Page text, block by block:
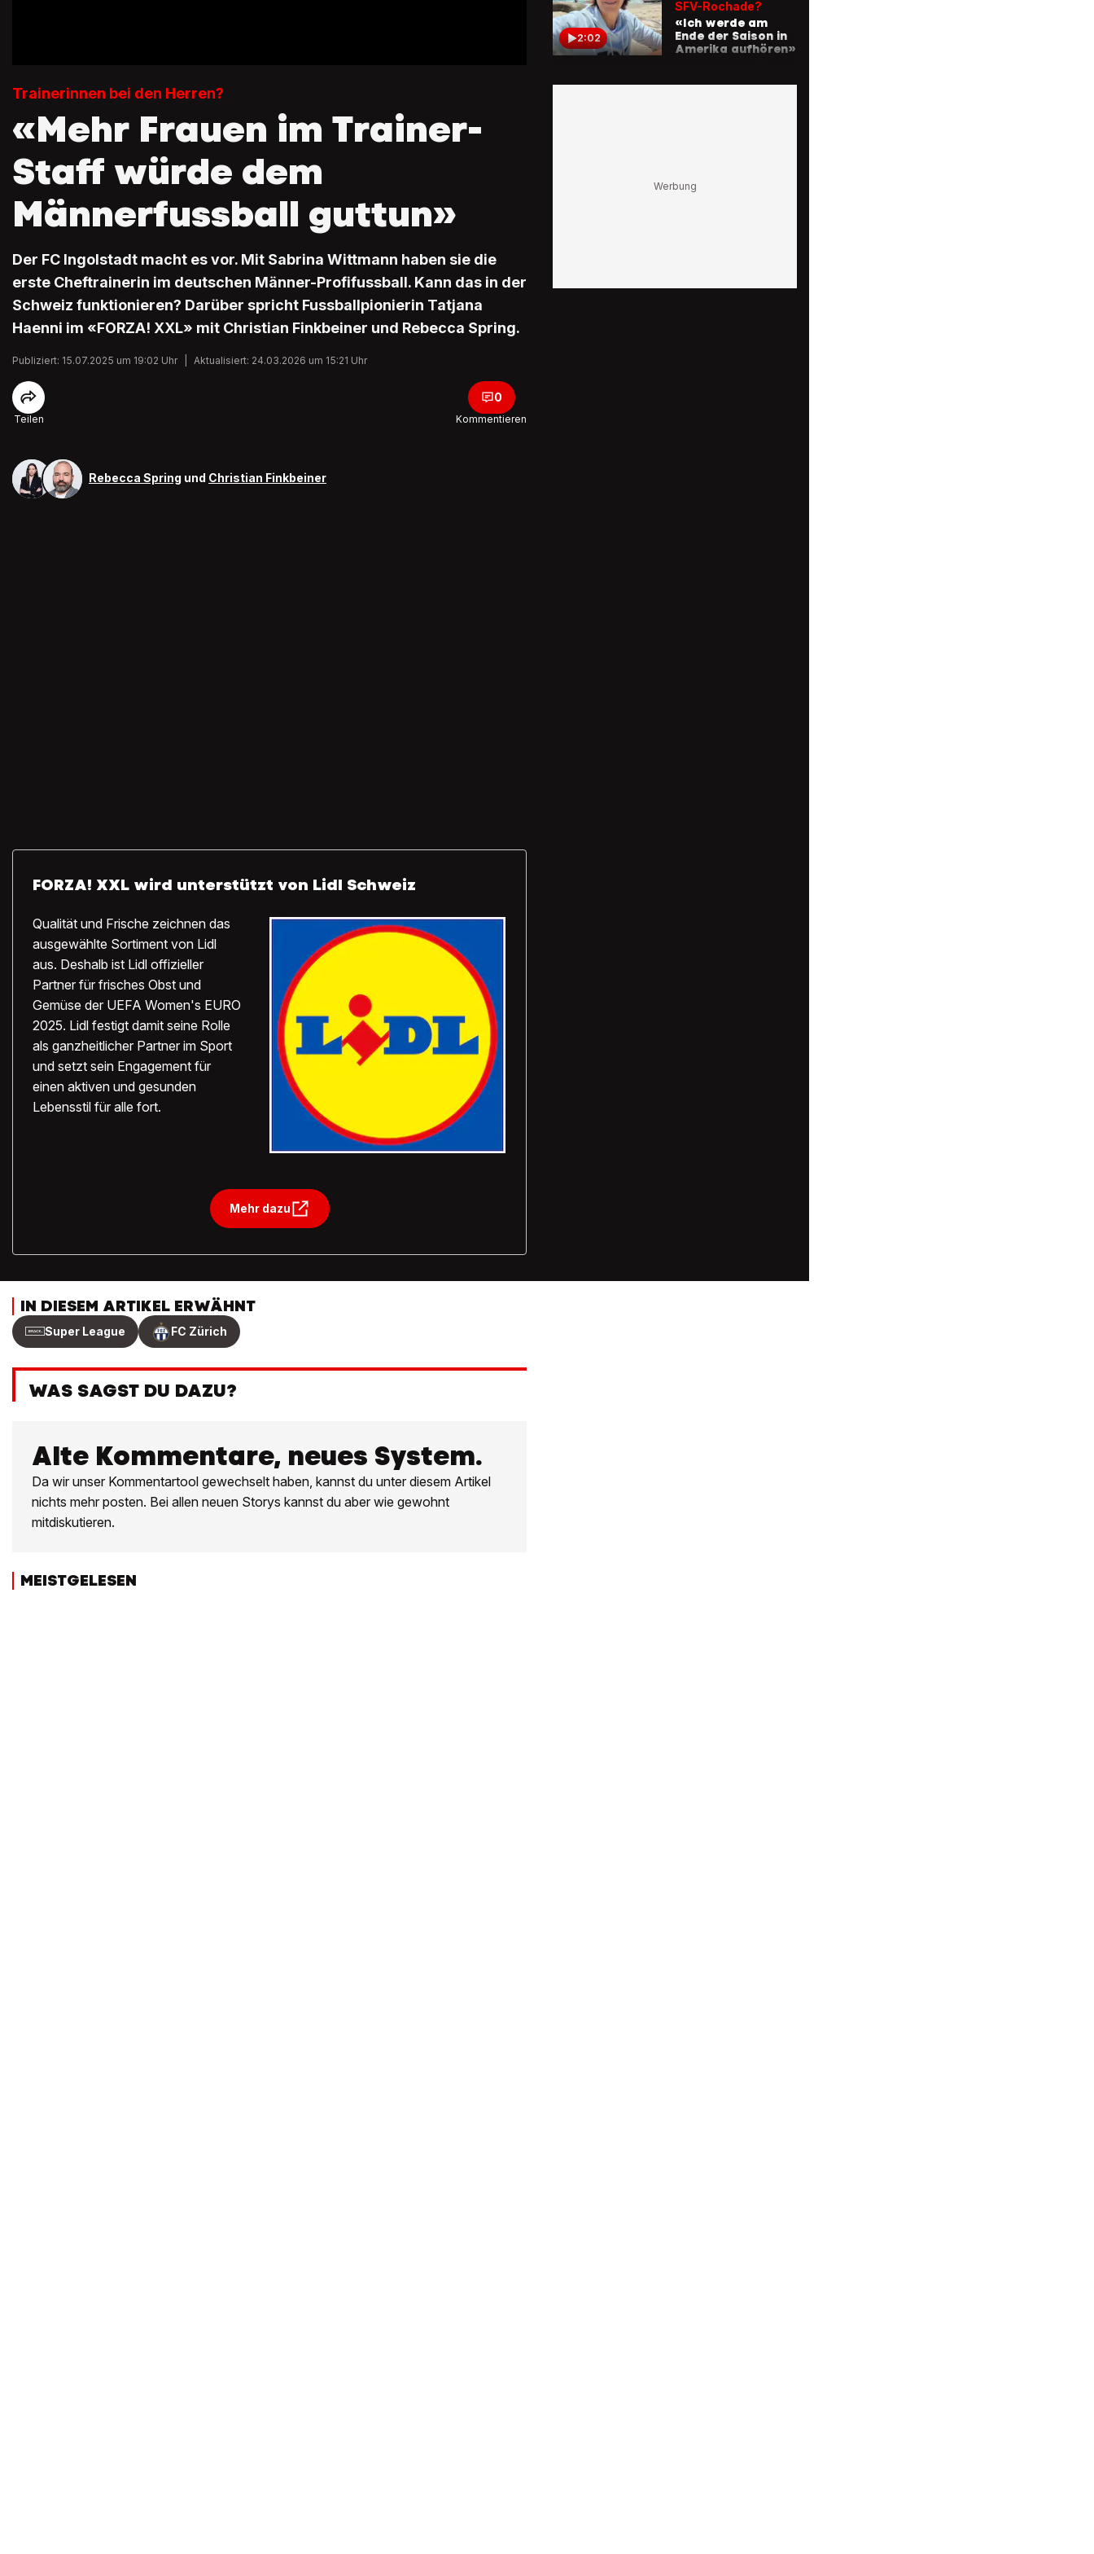
Trainerinnen bei den Herren?
«Mehr Frauen im Trainer-
Staff würde dem
Männerfussball guttun»
Der FC Ingolstadt macht es vor. Mit Sabrina Wittmann haben sie die
erste Cheftrainerin im deutschen Männer-Profifussball. Kann das in der
Schweiz funktionieren? Darüber spricht Fussballpionierin Tatjana
Haenni im «FORZA! XXL» mit Christian Finkbeiner und Rebecca Spring.
Publiziert: 15.07.2025 um 19:02 Uhr Aktualisiert: 24.03.2026 um 15:21 Uhr
Teilen
0
Kommentieren
Rebecca Spring und Christian Finkbeiner
FORZA! XXL wird unterstützt von Lidl Schweiz
Qualität und Frische zeichnen das
ausgewählte Sortiment von Lidl
aus. Deshalb ist Lidl offizieller
Partner für frisches Obst und
Gemüse der UEFA Women's EURO
2025. Lidl festigt damit seine Rolle
als ganzheitlicher Partner im Sport
und setzt sein Engagement für
einen aktiven und gesunden
Lebensstil für alle fort.
Mehr dazu
2:02
SFV-Rochade?
«Ich werde am
Ende der Saison in
Amerika aufhören»
IN DIESEM ARTIKEL ERWÄHNT
Super League FC Zürich
WAS SAGST DU DAZU?
Alte Kommentare, neues System.
Da wir unser Kommentartool gewechselt haben, kannst du unter diesem Artikel
nichts mehr posten. Bei allen neuen Storys kannst du aber wie gewohnt
mitdiskutieren.
MEISTGELESEN